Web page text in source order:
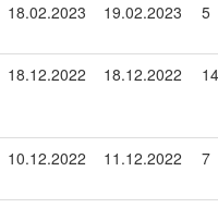
18.02.2023 19.02.2023 5
18.12.2022 18.12.2022 14
10.12.2022 11.12.2022 7